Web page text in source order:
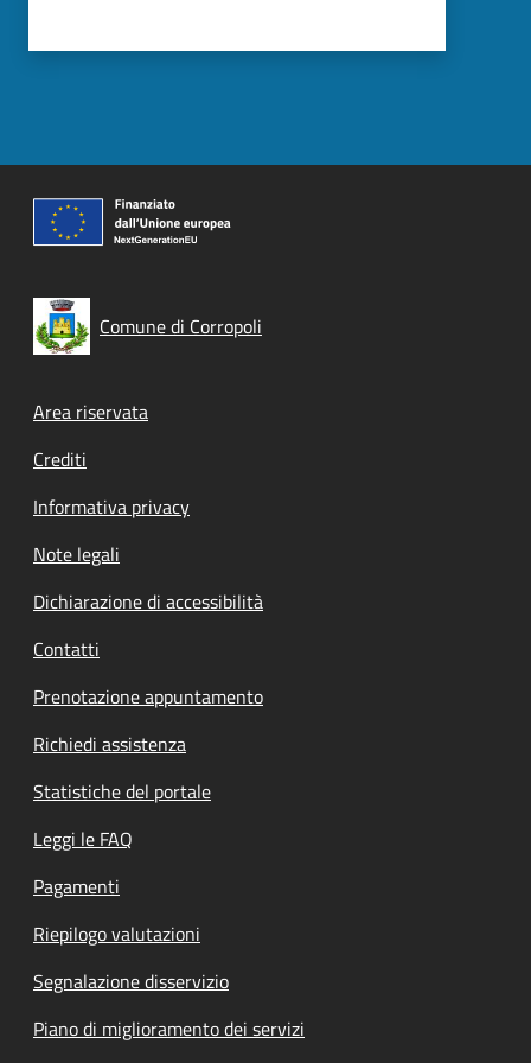
Comune di Corropoli
Footer menu
Area riservata
Crediti
Informativa privacy
Note legali
Dichiarazione di accessibilità
Contatti
Prenotazione appuntamento
Richiedi assistenza
Statistiche del portale
Leggi le FAQ
Pagamenti
Riepilogo valutazioni
Segnalazione disservizio
Piano di miglioramento dei servizi